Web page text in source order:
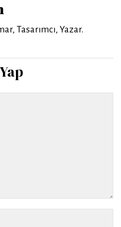
Tasarımcı, Yazar.